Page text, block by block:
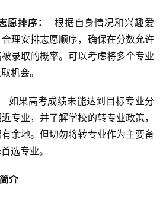
愿排序：
根据自身情况和兴趣爱
理安排志愿顺序，确保在分数允许
录取的概率。可以考虑将多个专业
机会。
如果高考成绩未能达到目标专业分
专业，并了解学校的转专业政策，
余地。但切勿将转专业作为主要备
选专业。
介